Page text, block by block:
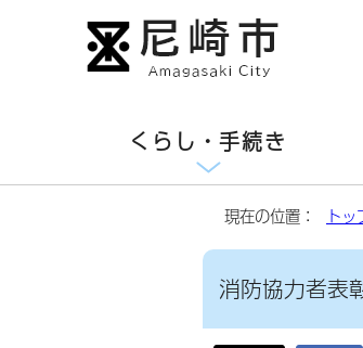
くらし・手続き
現在の位置： ト
消防協力者表